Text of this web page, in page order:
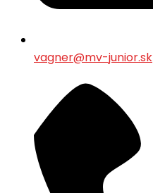
vagner@mv-junior.sk